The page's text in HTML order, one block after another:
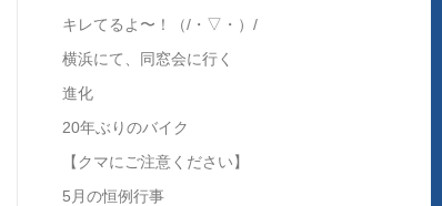
キレてるよ〜！（/・▽・）/
横浜にて、同窓会に行く
進化
20年ぶりのバイク
【クマにご注意ください】
5月の恒例行事